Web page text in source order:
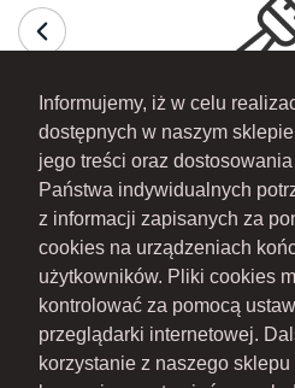
Informujemy, iż w celu
dostępnych w naszym
jego treści oraz
Państwa indywidualnych
z informacji zapisanych za
cookies na urządzeniach
użytkowników. Pliki cookies
kontrolować za pomocą
przeglądarki internetowej.
korzystanie z naszego
MOJE KONTO
INFORMACJE
O FIRMIE
ZOBACZ RÓWNIEŻ